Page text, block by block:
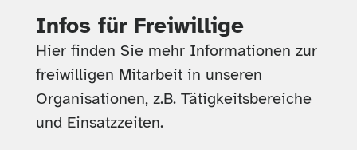
Infos für Freiwillige
Hier finden Sie mehr Informationen zur
freiwilligen Mitarbeit in unseren
Organisationen, z.B. Tätigkeitsbereiche
und Einsatzzeiten.